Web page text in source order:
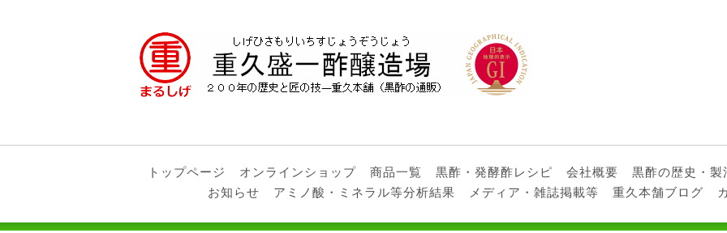
トップページ オンラインショップ 商品一覧 黒酢・発酵酢レシピ 会社概要
黒酢の歴史・製
お知らせ
アミノ酸・ミネラル等分析結果 メディア・雑誌掲載等 重久本舗ブログ